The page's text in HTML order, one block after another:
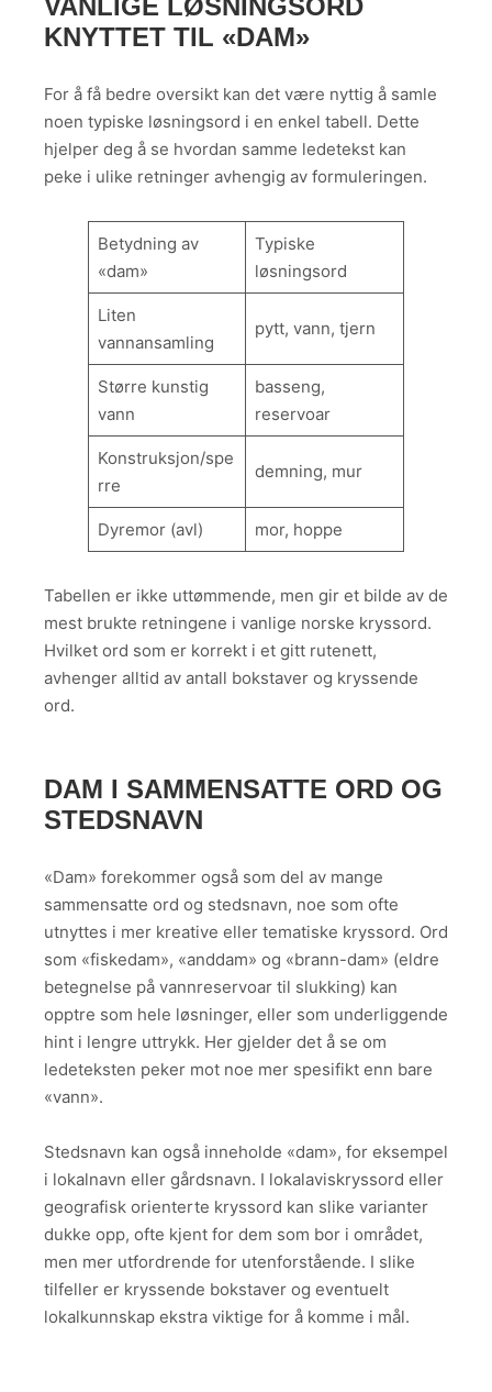
KNYTTET TIL «DAM»
For å få bedre oversikt kan det være nyttig å samle
noen typiske løsningsord i en enkel tabell. Dette
hjelper deg å se hvordan samme ledetekst kan
peke i ulike retninger avhengig av formuleringen.
Betydning av
«dam»
Typiske
løsningsord
Liten
vannansamling
pytt, vann, tjern
Større kunstig
vann
basseng,
reservoar
Konstruksjon/spe
rre
demning, mur
Dyremor (avl) mor, hoppe
Tabellen er ikke uttømmende, men gir et bilde av de
mest brukte retningene i vanlige norske kryssord.
Hvilket ord som er korrekt i et gitt rutenett,
avhenger alltid av antall bokstaver og kryssende
ord.
DAM I SAMMENSATTE ORD OG
STEDSNAVN
«Dam» forekommer også som del av mange
sammensatte ord og stedsnavn, noe som ofte
utnyttes i mer kreative eller tematiske kryssord. Ord
som «fiskedam», «anddam» og «brann-dam» (eldre
betegnelse på vannreservoar til slukking) kan
opptre som hele løsninger, eller som underliggende
hint i lengre uttrykk. Her gjelder det å se om
ledeteksten peker mot noe mer spesifikt enn bare
«vann».
Stedsnavn kan også inneholde «dam», for eksempel
i lokalnavn eller gårdsnavn. I lokalaviskryssord eller
geografisk orienterte kryssord kan slike varianter
dukke opp, ofte kjent for dem som bor i området,
men mer utfordrende for utenforstående. I slike
tilfeller er kryssende bokstaver og eventuelt
lokalkunnskap ekstra viktige for å komme i mål.